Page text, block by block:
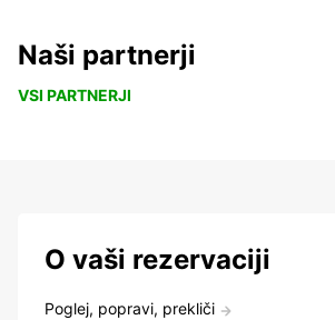
Naši partnerji
VSI PARTNERJI
O vaši rezervaciji
Poglej, popravi, prekliči